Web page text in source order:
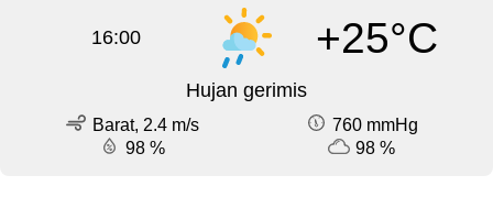
16:00 +25°C
Hujan gerimis
Barat, 2.4 m/s
760 mmHg
98 %
98 %